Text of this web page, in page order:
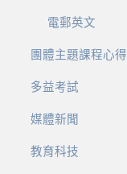
電郵英文
團體主題課程心得
多益考試
媒體新聞
教育科技